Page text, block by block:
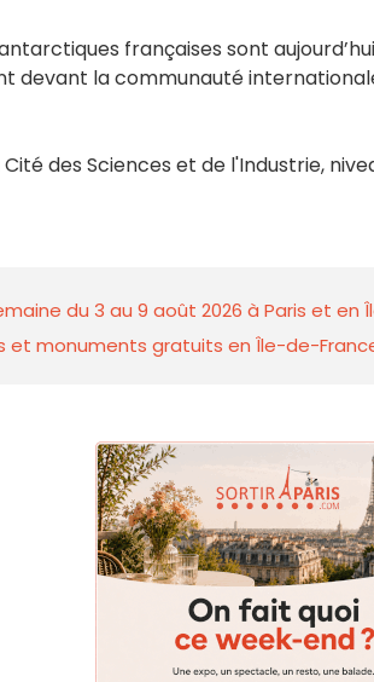
françaises sont
devant la communauté
des Sciences et de l'Industrie,
du 3 au 9 août 2026 à Paris et en
et monuments gratuits en Île-de-